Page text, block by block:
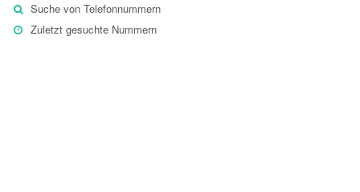
Suche von Telefonnummern
Zuletzt gesuchte Nummern